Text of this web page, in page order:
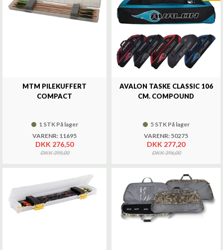
MTM PILEKUFFERT
COMPACT
1 STK På lager
VARENR: 11695
DKK 276,50
DKK 395,00
AVALON TASKE CLASSIC 106
CM. COMPOUND
5 STK På lager
VARENR: 50275
DKK 277,20
DKK 396,00